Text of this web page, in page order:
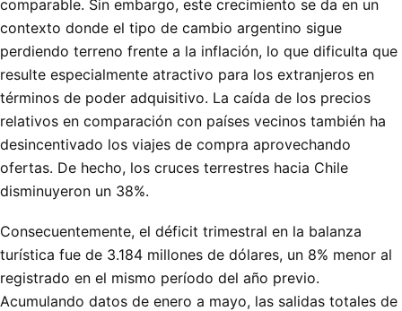
comparable. Sin embargo, este crecimiento se da en un
contexto donde el tipo de cambio argentino sigue
perdiendo terreno frente a la inflación, lo que dificulta que
resulte especialmente atractivo para los extranjeros en
términos de poder adquisitivo. La caída de los precios
relativos en comparación con países vecinos también ha
desincentivado los viajes de compra aprovechando
ofertas. De hecho, los cruces terrestres hacia Chile
disminuyeron un 38%.
Consecuentemente, el déficit trimestral en la balanza
turística fue de 3.184 millones de dólares, un 8% menor al
registrado en el mismo período del año previo.
Acumulando datos de enero a mayo, las salidas totales de